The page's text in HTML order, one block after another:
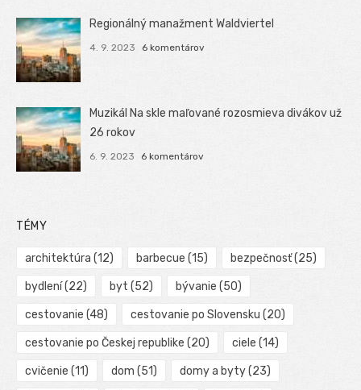
Regionálný manažment Waldviertel
4. 9. 2023 6 komentárov
Muzikál Na skle maľované rozosmieva divákov už
26 rokov
6. 9. 2023 6 komentárov
TÉMY
architektúra (12) barbecue (15) bezpečnosť(25)
bydlení(22) byt (52) bývanie (50)
cestovanie (48) cestovanie po Slovensku (20)
cestovanie po Českej republike (20) ciele (14)
cvičenie (11) dom (51) domy a byty(23)